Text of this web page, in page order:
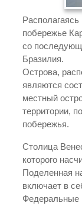
побережье
со
Бразилия.
Острова,
являются
местный
территории,
побережья.
Столица
которого
Поделенная
включает в
Федеральные